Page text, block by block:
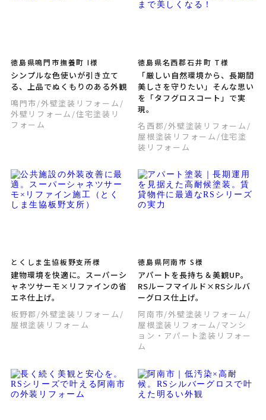
徳島県鳴門市撫養町 I様
シンプルな色使いが引き立て
る、上品でぬくもりのある外観
鳴門市/外壁塗装リフォーム /
外壁リフォーム /住宅塗装リ
フォーム
徳島県名西郡石井町 T様
「厳しい自然環境から、長期間
美しさを守りたい」そんな思い
を「タフグロスコート」で実
現。
名西郡/外壁塗装リフォーム /
屋根塗装リフォーム /住宅塗
装リフォーム
とくしま生協板野支所様
建物環境を快適に。スーパーシ
ャネツサーモ×リファインの省
エネ仕上げ。
板野郡 /外壁塗装リフォーム /
屋根塗装リフォーム
徳島県阿南市 S様
アパートを長持ち＆美観UP。
RSルーフマイルド×RSシルバ
ーグロス仕上げ。
阿南市/外壁塗装リフォーム /
屋根塗装リフォーム /マンシ
ョン・アパート塗装リフォー
ム